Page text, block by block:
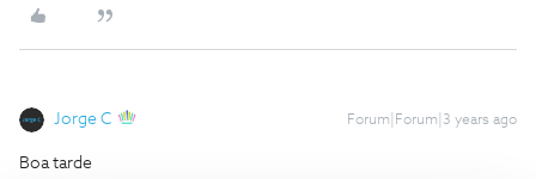
Jorge C Forum|Forum|3 years ago
Boa tarde